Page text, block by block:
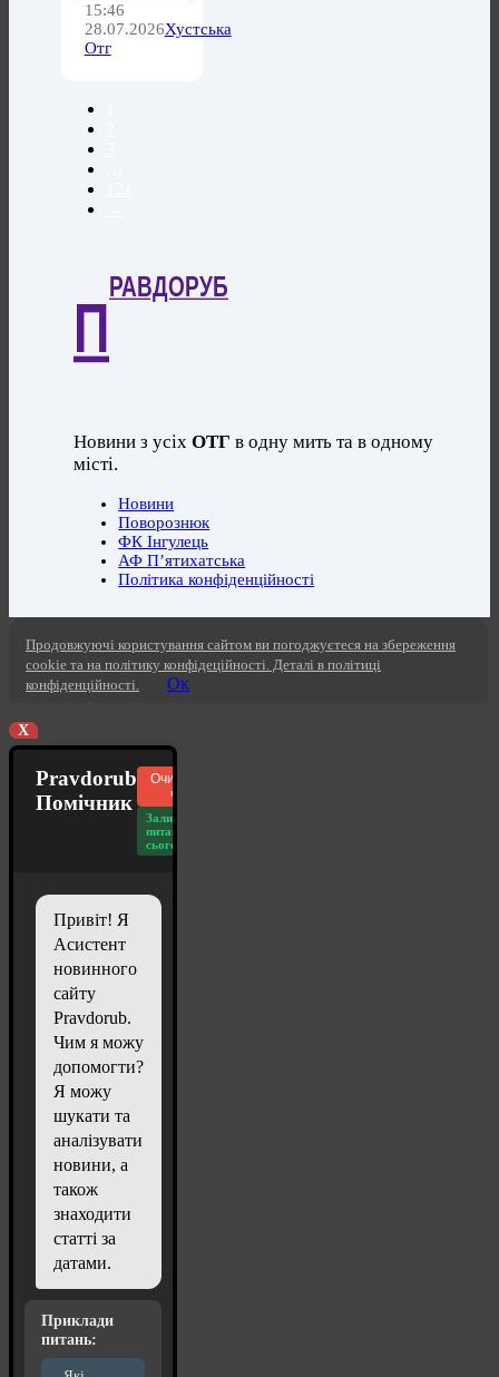
15:46
28.07.2026Хустська
Отг
П
РАВДОРУБ
Новини з усіхОТГ в одну мить та в одному
місті.
Новини
Поворознюк
ФК Інгулець
АФ П’ятихатська
Політика конфіденційності
Продовжуючі користування сайтом ви погоджуєтеся на збереження
cookie та на політику конфідеційності. Деталі в політиці
конфіденційності.
Ок
X
Pravdorub
Помічник
Очистити
чат
Залишилось
питань
сьогодні: 20
Привіт! Я
Асистент
новинного
сайту
Pravdorub.
Чим я можу
допомогти?
Я можу
шукати та
аналізувати
новини, а
також
знаходити
статті за
датами.
Приклади
питань: